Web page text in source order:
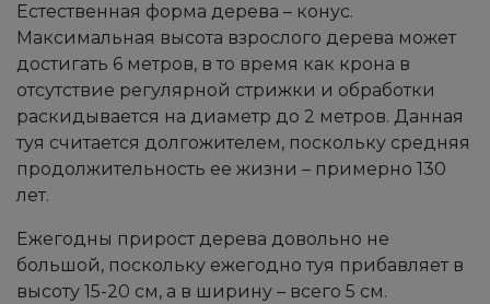
Естественная форма дерева – конус.
Максимальная высота взрослого дерева может
достигать 6 метров, в то время как крона в
отсутствие регулярной стрижки и обработки
раскидывается на диаметр до 2 метров. Данная
туя считается долгожителем, поскольку средняя
продолжительность ее жизни – примерно 130
лет.
Ежегодны прирост дерева довольно не
большой, поскольку ежегодно туя прибавляет в
высоту 15-20 см, а в ширину – всего 5 см.